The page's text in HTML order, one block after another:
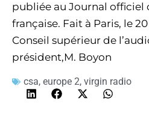
publiée au Journal officiel
française. Fait à Paris, le
Conseil supérieur de
président,M. Boyon
csa, europe 2, virgin radio